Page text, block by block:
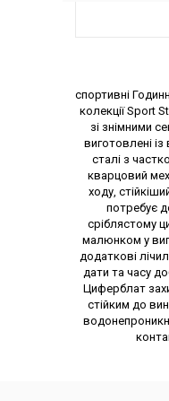
Опис товару
спортивні
колекції Sport
зі знімними
виготовлені
сталі з
кварцовий
ходу,
потребує
сріблястому
малюнком у
додаткові
дати та часу
Циферблат
стійким до